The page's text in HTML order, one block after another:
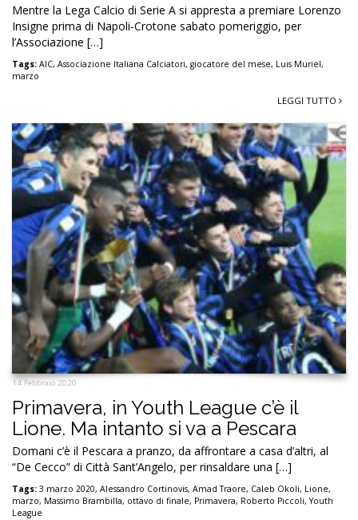
Mentre la Lega Calcio di Serie A si appresta a premiare Lorenzo
Insigne prima di Napoli-Crotone sabato pomeriggio, per
l’Associazione […]
Tags: AIC, Associazione Italiana Calciatori, giocatore del mese, Luis Muriel,
marzo
LEGGI TUTTO
14 Febbraio 2020
Primavera, in Youth League c’è il
Lione. Ma intanto si va a Pescara
Domani c’è il Pescara a pranzo, da affrontare a casa d’altri, al
“De Cecco” di Città Sant’Angelo, per rinsaldare una […]
Tags: 3 marzo 2020, Alessandro Cortinovis, Amad Traore, Caleb Okoli, Lione,
marzo, Massimo Brambilla, ottavo di finale, Primavera, Roberto Piccoli,Youth
League